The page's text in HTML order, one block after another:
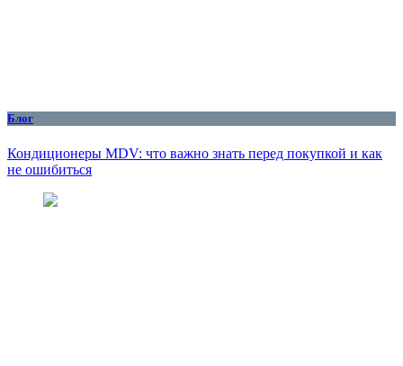
Блог
Кондиционеры MDV: что важно знать перед покупкой и как
не ошибиться